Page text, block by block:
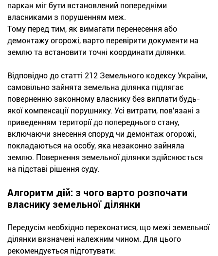
паркан міг бути встановлений попередніми
власниками з порушенням меж.
Тому перед тим, як вимагати перенесення або
демонтажу огорожі, варто перевірити документи на
землю та встановити точні координати ділянки.
Відповідно до статті 212 Земельного кодексу України,
самовільно зайнята земельна ділянка підлягає
поверненню законному власнику без виплати будь-
якої компенсації порушнику. Усі витрати, пов'язані з
приведенням території до попереднього стану,
включаючи знесення споруд чи демонтаж огорожі,
покладаються на особу, яка незаконно зайняла
землю. Повернення земельної ділянки здійснюється
на підставі рішення суду.
Алгоритм дій: з чого варто розпочати
власнику земельної ділянки
Передусім необхідно переконатися, що межі земельної
ділянки визначені належним чином. Для цього
рекомендується підготувати: